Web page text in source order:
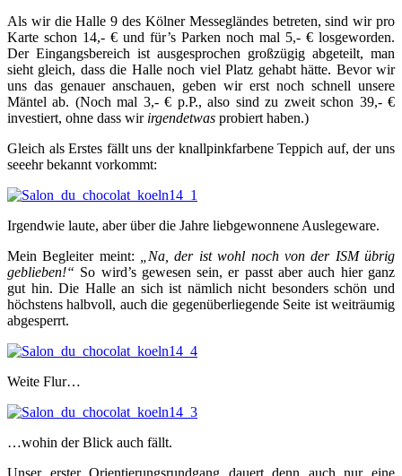
Als wir die Halle 9 des Kölner Messegländes betreten, sind wir pro
Karte schon 14,- € und für’s Parken noch mal 5,- € losgeworden.
Der Eingangsbereich ist ausgesprochen großzügig abgeteilt, man
sieht gleich, dass die Halle noch viel Platz gehabt hätte. Bevor wir
uns das genauer anschauen, geben wir erst noch schnell unsere
Mäntel ab. (Noch mal 3,- € p.P., also sind zu zweit schon 39,- €
investiert, ohne dass wir irgendetwas probiert haben.)
Gleich als Erstes fällt uns der knallpinkfarbene Teppich auf, der uns
seeehr bekannt vorkommt:
Irgendwie laute, aber über die Jahre liebgewonnene Auslegeware.
Mein Begleiter meint: „Na, der ist wohl noch von der ISM übrig
geblieben!“ So wird’s gewesen sein, er passt aber auch hier ganz
gut hin. Die Halle an sich ist nämlich nicht besonders schön und
höchstens halbvoll, auch die gegenüberliegende Seite ist weiträumig
abgesperrt.
Weite Flur…
…wohin der Blick auch fällt.
Unser erster Orientierungsrundgang dauert denn auch nur eine